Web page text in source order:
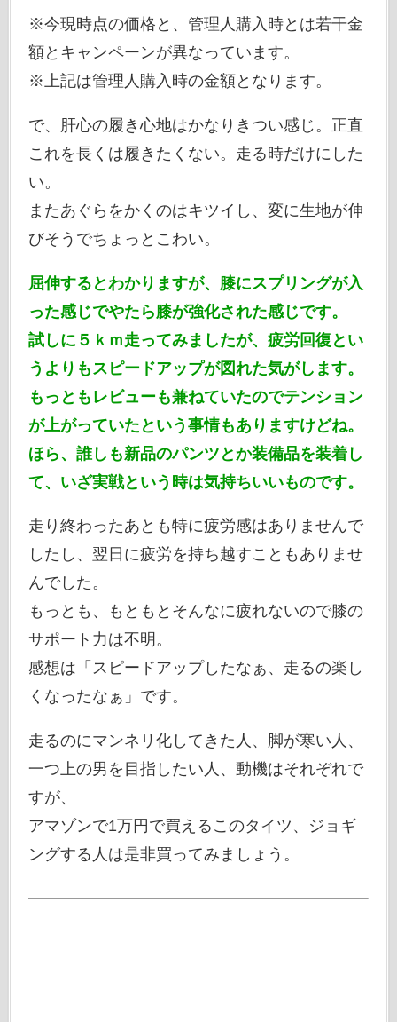
※今現時点の価格と、管理人購入時とは若干金
額とキャンペーンが異なっています。
※上記は管理人購入時の金額となります。
で、肝心の履き心地はかなりきつい感じ。正直
これを長くは履きたくない。走る時だけにした
い。
またあぐらをかくのはキツイし、変に生地が伸
びそうでちょっとこわい。
屈伸するとわかりますが、膝にスプリングが入
った感じでやたら膝が強化された感じです。
試しに５ｋｍ走ってみましたが、疲労回復とい
うよりもスピードアップが図れた気がします。
もっともレビューも兼ねていたのでテンション
が上がっていたという事情もありますけどね。
ほら、誰しも新品のパンツとか装備品を装着し
て、いざ実戦という時は気持ちいいものです。
走り終わったあとも特に疲労感はありませんで
したし、翌日に疲労を持ち越すこともありませ
んでした。
もっとも、もともとそんなに疲れないので膝の
サポート力は不明。
感想は「スピードアップしたなぁ、走るの楽し
くなったなぁ」です。
走るのにマンネリ化してきた人、脚が寒い人、
一つ上の男を目指したい人、動機はそれぞれで
すが、
アマゾンで1万円で買えるこのタイツ、ジョギ
ングする人は是非買ってみましょう。